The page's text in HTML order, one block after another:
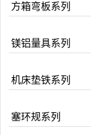
方箱弯板系列
镁铝量具系列
机床垫铁系列
塞环规系列